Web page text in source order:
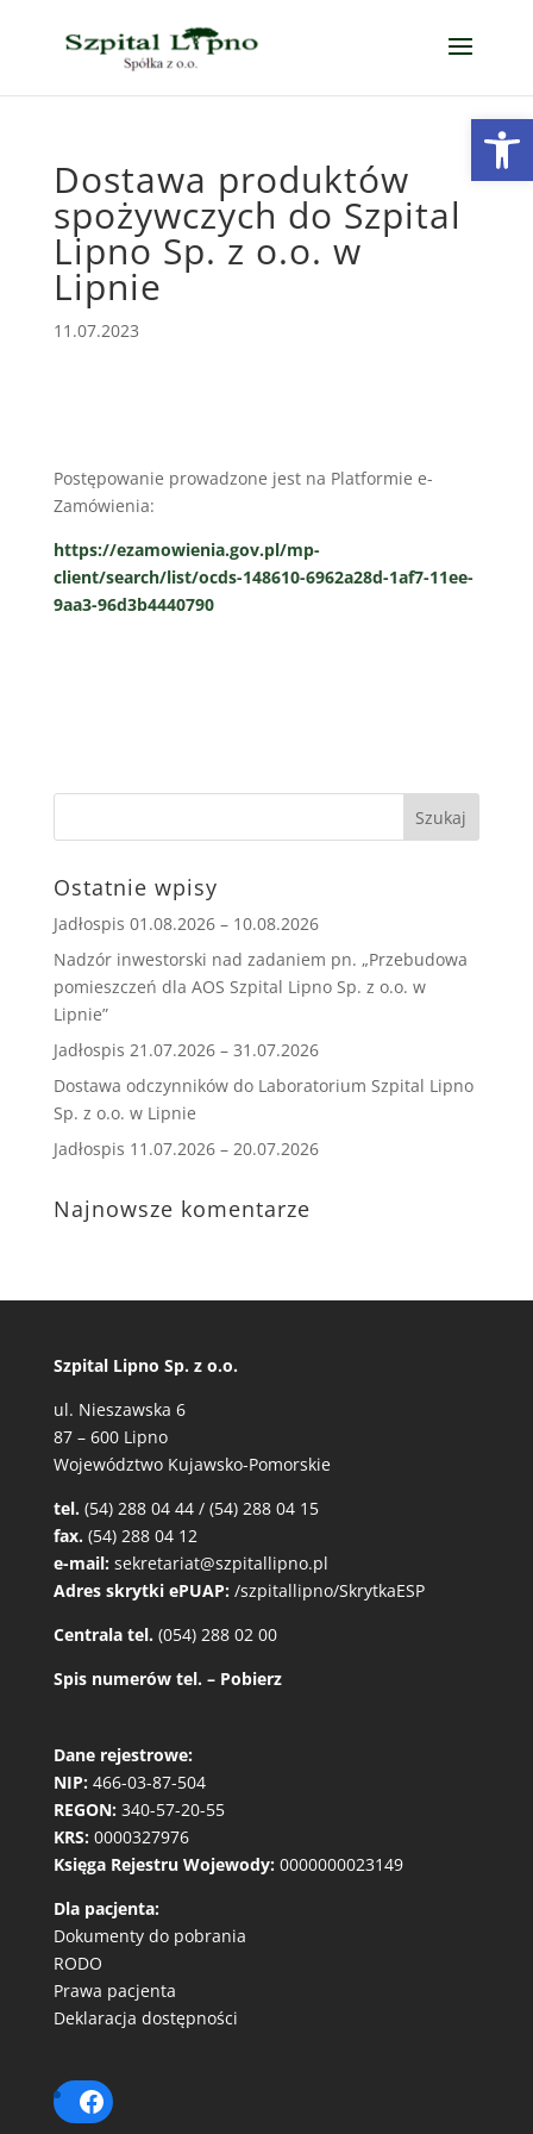
Dostawa produktów
spożywczych do Szpital
Lipno Sp. z o.o. w
Lipnie
11.07.2023
Postępowanie prowadzone jest na Platformie e-
Zamówienia:
https://ezamowienia.gov.pl/mp-
client/search/list/ocds-148610-6962a28d-1af7-11ee-
9aa3-96d3b4440790
Ostatnie wpisy
Jadłospis 01.08.2026 – 10.08.2026
Nadzór inwestorski nad zadaniem pn. „Przebudowa
pomieszczeń dla AOS Szpital Lipno Sp. z o.o. w
Lipnie”
Jadłospis 21.07.2026 – 31.07.2026
Dostawa odczynników do Laboratorium Szpital Lipno
Sp. z o.o. w Lipnie
Jadłospis 11.07.2026 – 20.07.2026
Najnowsze komentarze
Szpital Lipno Sp. z o.o.
ul. Nieszawska 6
87 – 600 Lipno
Województwo Kujawsko-Pomorskie
tel. (54) 288 04 44 / (54) 288 04 15
fax. (54) 288 04 12
e-mail: sekretariat@szpitallipno.pl
Adres skrytki ePUAP: /szpitallipno/SkrytkaESP
Centrala tel. (054) 288 02 00
Spis numerów tel. – Pobierz
Dane rejestrowe:
NIP: 466-03-87-504
REGON: 340-57-20-55
KRS: 0000327976
Księga Rejestru Wojewody: 0000000023149
Dla pacjenta:
Dokumenty do pobrania
RODO
Prawa pacjenta
Deklaracja dostępności